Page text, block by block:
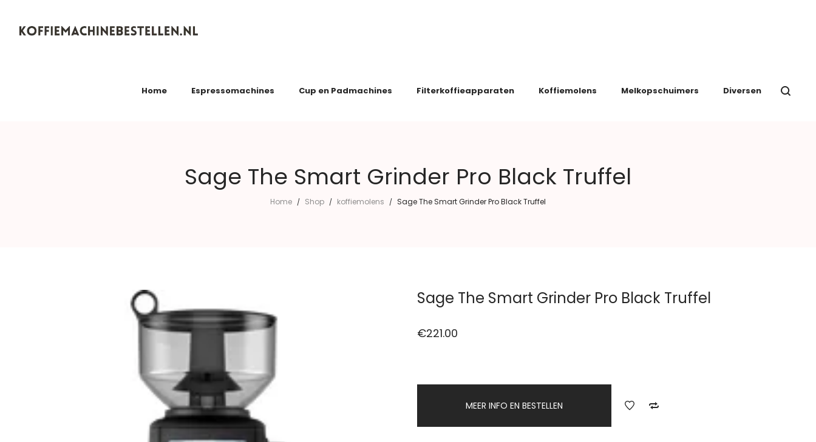
Home Espressomachines Cup en Padmachines Filterkoffieapparaten Koffiemolens Melkopschuimers Diversen
Sage The Smart Grinder Pro Black Truffel
Home / Shop / koffiemolens / Sage The Smart Grinder Pro Black Truffel
Sage The Smart Grinder Pro Black Truffel
€221.00
MEER INFO EN BESTELLEN